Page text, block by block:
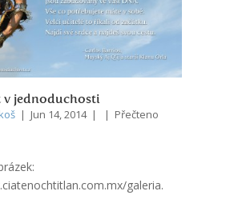
v jednoduchosti
| Jun 14, 2014 | | Přečteno
galeria.